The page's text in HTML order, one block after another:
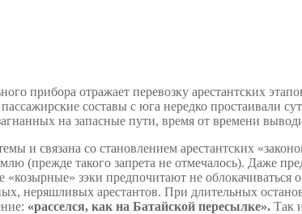
прибора отражает перевозку арестантских
составы с юга нередко простаивали
на запасные пути, время от времени
и связана со становлением арестантских
(прежде такого запрета не отмечалось). Даже
зэки предпочитают не
неряшливых арестантов. При длительных
«расселся, как на Батайской пересылке». Так